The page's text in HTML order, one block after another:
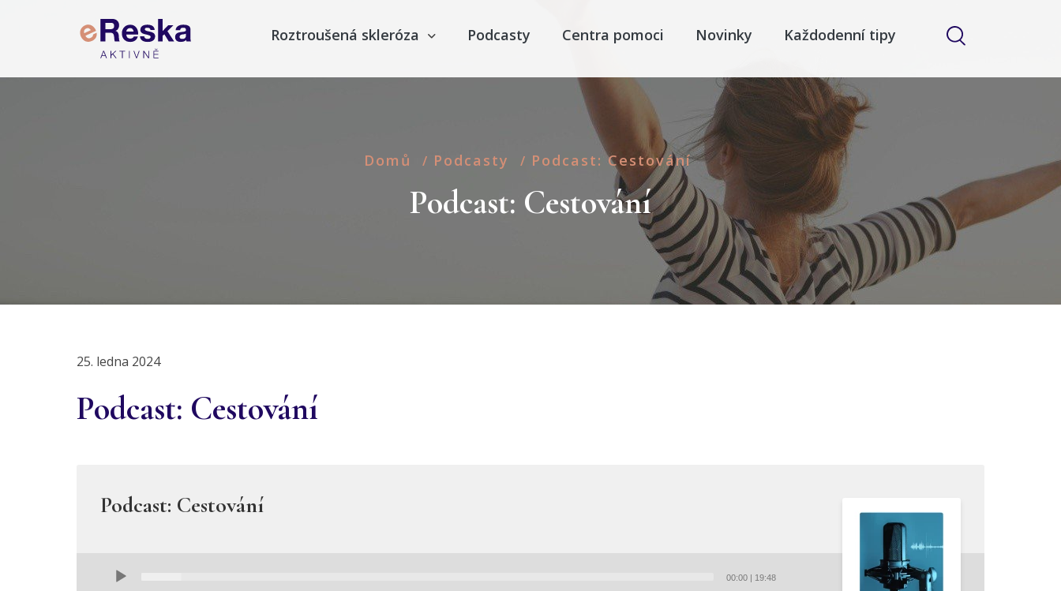
Roztroušená skleróza Podcasty Centra pomoci Novinky Každodenní tipy
Domů / Podcasty / Podcast: Cestování
Podcast: Cestování
25. ledna 2024
Podcast: Cestování
Podcast: Cestování
Player
00:00 | 19:48